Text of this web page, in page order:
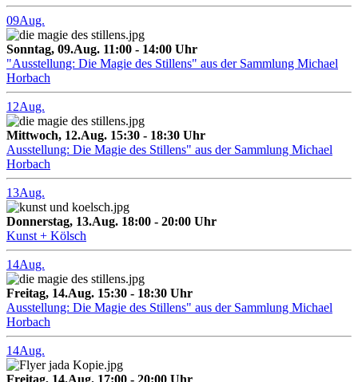
09Aug.
Sonntag, 09.Aug. 11:00 - 14:00 Uhr
"Ausstellung: Die Magie des Stillens" aus der Sammlung Michael
Horbach
12Aug.
Mittwoch, 12.Aug. 15:30 - 18:30 Uhr
Ausstellung: Die Magie des Stillens" aus der Sammlung Michael
Horbach
13Aug.
Donnerstag, 13.Aug. 18:00 - 20:00 Uhr
Kunst + Kölsch
14Aug.
Freitag, 14.Aug. 15:30 - 18:30 Uhr
Ausstellung: Die Magie des Stillens" aus der Sammlung Michael
Horbach
14Aug.
Freitag, 14.Aug. 17:00 - 20:00 Uhr